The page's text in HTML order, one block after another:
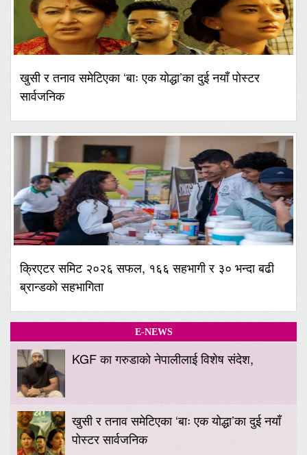
खुसी र तनाव समेटिएका ‘बाः एक योद्धा’का दुई नयाँ पोस्टर
सार्वजनिक
क्रिएटर समिट २०२६ सफल, १६६ सहभागी र ३० भन्दा बढी
ब्रान्डको सहभागिता
E-NEWS
KGF का गरुडाको नेपालीलाई विशेष संदेश,
खुसी र तनाव समेटिएका ‘बाः एक योद्धा’का दुई नयाँ
पोस्टर सार्वजनिक